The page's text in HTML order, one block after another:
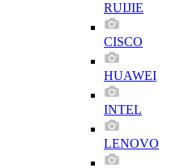
RUIJIE
CISCO
HUAWEI
INTEL
LENOVO